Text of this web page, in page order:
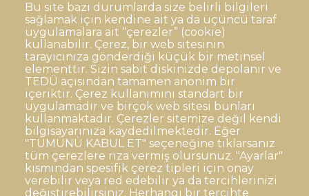
Bu site bazı durumlarda size belirli bilgileri
sağlamak için kendine ait ya da üçüncü taraf
uygulamalara ait “çerezler” (cookie)
kullanabilir. Çerez, bir web sitesinin
tarayıcınıza gönderdiği küçük bir metinsel
elementtir. Sizin sabit diskinizde depolanır ve
TEDÜ açısından tamamen anonim bir
içeriktir. Çerez kullanımını standart bir
uygulamadır ve birçok web sitesi bunları
kullanmaktadır. Çerezler sitemize değil kendi
bilgisayarınıza kaydedilmektedir. Eğer
"TÜMÜNÜ KABUL ET" seçeneğine tıklarsanız
tüm çerezlere rıza vermiş olursunuz. "Ayarlar"
kısmından spesifik çerez tipleri için onay
verebilir veya red edebilir ya da tercihlerinizi
değiştirebilirsiniz. Herhangi bir tercihte
Dipnot
Sıkça Sorulan Sorular
Kişisel Verilerin Korunması
Gizlilik Politikası
Sorumluluk Reddi
Açık Rıza
Kurumsal Kimlik
© TED Üniversitesi. Ziya Gökalp Caddesi No:48 06420, Kolej
Çankaya ANKARA